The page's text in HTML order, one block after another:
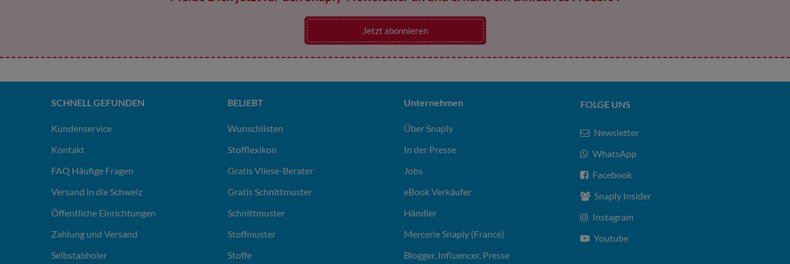
Jetzt abonnieren
SCHNELL GEFUNDEN
Kundenservice
Kontakt
FAQ Häufige Fragen
Versand in die Schweiz
Öffentliche Einrichtungen
Zahlung und Versand
Selbstabholer
BELIEBT
Wunschlisten
Stofflexikon
Gratis Vliese-Berater
Gratis Schnittmuster
Schnittmuster
Stoffmuster
Stoffe
Unternehmen
Über Snaply
In der Presse
Jobs
eBook Verkäufer
Händler
Mercerie Snaply (France)
Blogger, Influencer, Presse
FOLGE UNS
Newsletter
WhatsApp
Facebook
Snaply Insider
Instagram
Youtube